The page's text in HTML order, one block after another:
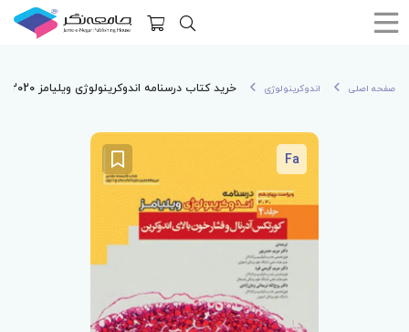
صفحه اصلی اندوکرینولوژی خرید کتاب درسنامه اندوکرینولوژی ویلیامز 2020 جلد4 کورتکس آدرنال و فشارخون بالای اندوکرین
Fa